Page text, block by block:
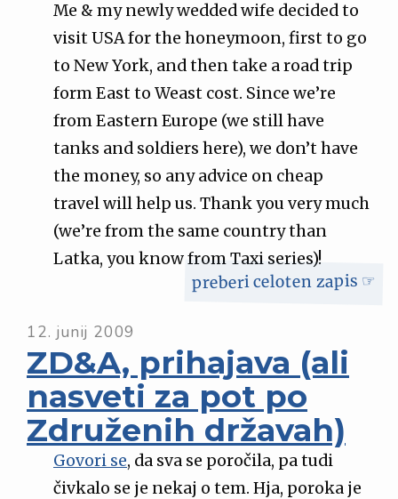
Me & my newly wedded wife decided to
visit USA for the honeymoon, first to go
to New York, and then take a road trip
form East to Weast cost. Since we’re
from Eastern Europe (we still have
tanks and soldiers here), we don’t have
the money, so any advice on cheap
travel will help us. Thank you very much
(we’re from the same country than
Latka, you know from Taxi series)!
preberi celoten zapis ☞
12. junij 2009
ZD&A, prihajava (ali
nasveti za pot po
Združenih državah)
Govori se, da sva se poročila, pa tudi
čivkalo se je nekaj o tem. Hja, poroka je